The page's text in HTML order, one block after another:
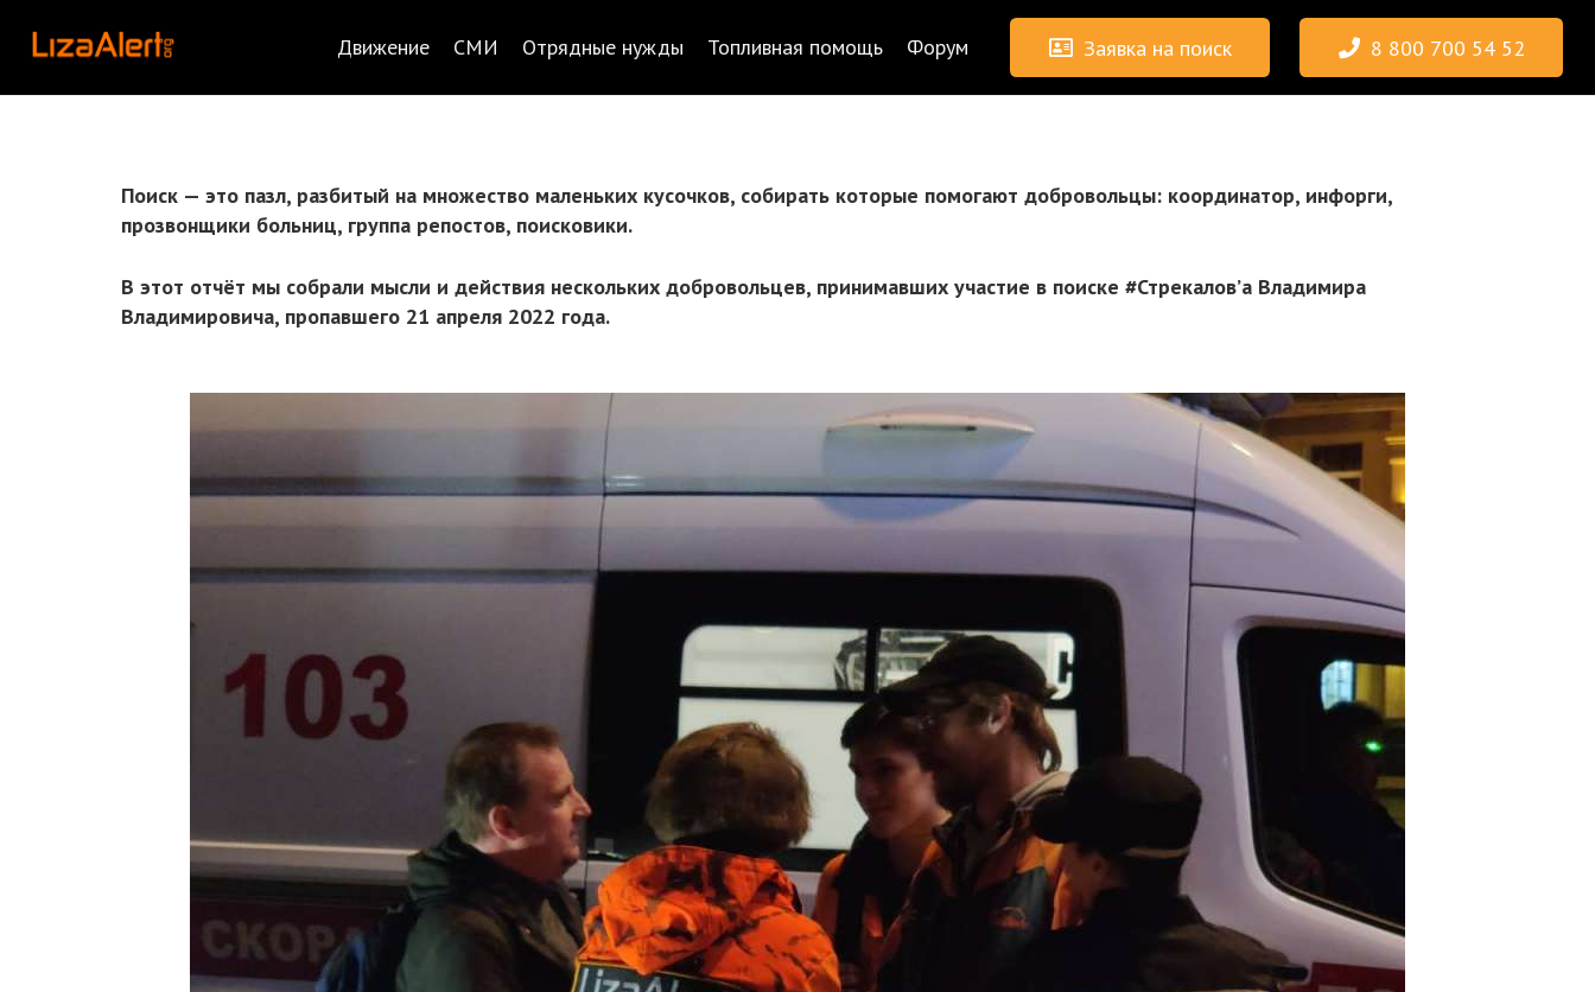
Движение СМИ Отрядные нужды Топливная помощь Форум Заявка на поиск 8 800 700 54 52
Поиск — это пазл, разбитый на множество маленьких кусочков, собирать которые помогают добровольцы: координатор, инфорги,
прозвонщики больниц, группа репостов, поисковики.
В этот отчёт мы собрали мысли и действия нескольких добровольцев, принимавших участие в поиске #Стрекалов’а Владимира
Владимировича, пропавшего 21 апреля 2022 года.